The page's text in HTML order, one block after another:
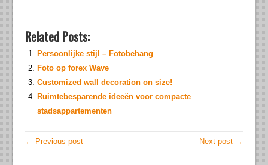
Related Posts:
Persoonlijke stijl – Fotobehang
Foto op forex Wave
Customized wall decoration on size!
Ruimtebesparende ideeën voor compacte
stadsappartementen
← Previous post Next post →